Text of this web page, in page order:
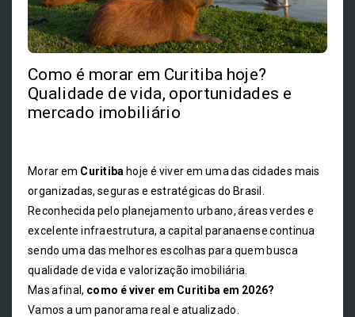
Como é morar em Curitiba hoje?
Qualidade de vida, oportunidades e
mercado imobiliário
Morar em Curitiba hoje é viver em uma das cidades mais
organizadas, seguras e estratégicas do Brasil.
Reconhecida pelo planejamento urbano, áreas verdes e
excelente infraestrutura, a capital paranaense continua
sendo uma das melhores escolhas para quem busca
qualidade de vida e valorização imobiliária.
Mas afinal, como é viver em Curitiba em 2026?
Vamos a um panorama real e atualizado.